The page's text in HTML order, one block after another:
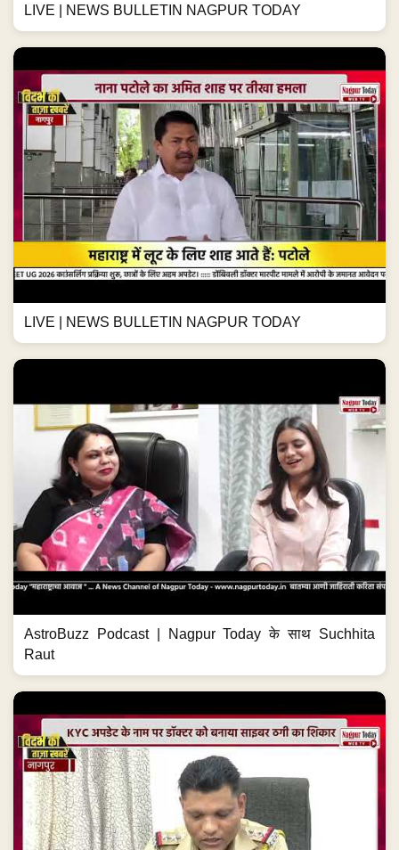
LIVE | NEWS BULLETIN NAGPUR TODAY
LIVE | NEWS BULLETIN NAGPUR TODAY
AstroBuzz Podcast | Nagpur Today के साथ Suchhita
Raut